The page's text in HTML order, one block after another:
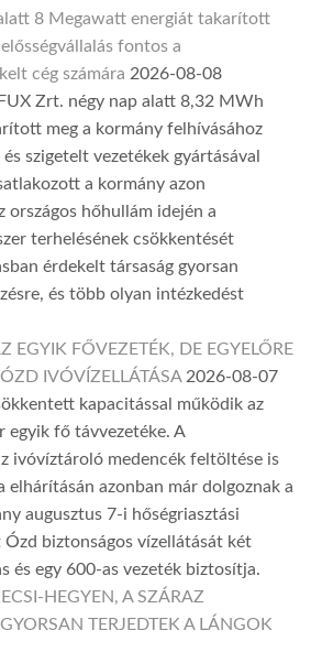
8 Megawatt energiát takarított
fontos a
cég számára 2026-08-08
Zrt. négy nap alatt 8,32 MWh
meg a kormány felhívásához
szigetelt vezetékek gyártásával
a kormány azon
országos hőhullám idején a
terhelésének csökkentését
érdekelt társaság gyorsan
és több olyan intézkedést
EGYIK FŐVEZETÉK, DE EGYELŐRE
IVÓVÍZELLÁTÁSA 2026-08-07
kapacitással működik az
egyik fő távvezetéke. A
ivóvíztároló medencék feltöltése is
elhárításán azonban már dolgoznak a
augusztus 7-i hőségriasztási
Ózd biztonságos vízellátását két
és egy 600-as vezeték biztosítja.
HEGYEN, A SZÁRAZ
TERJEDTEK A LÁNGOK